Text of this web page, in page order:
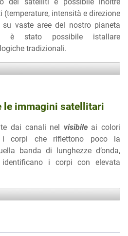
(temperature, intensità e direzione
vaste aree del nostro pianeta
è stato possibile istallare
tradizionali.
le immagini satellitari
dai canali nel visibileai colori
i corpi che riflettono poco la
banda di lunghezze d’onda,
i corpi con elevata